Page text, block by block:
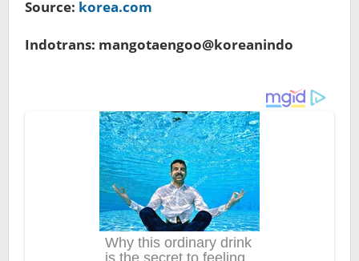
Source: korea.com
Indotrans: mangotaengoo@koreanindo